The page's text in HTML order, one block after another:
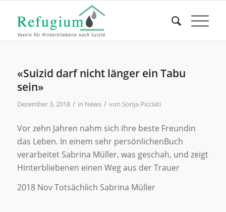
«Suizid darf nicht länger ein Tabu
sein»
Dezember 3, 2018 / in News / von Sonja Picciati
Vor zehn Jahren nahm sich ihre beste Freundin
das Leben. In einem sehr persönlichenBuch
verarbeitet Sabrina Müller, was geschah, und zeigt
Hinterbliebenen einen Weg aus der Trauer
2018 Nov Totsächlich Sabrina Müller